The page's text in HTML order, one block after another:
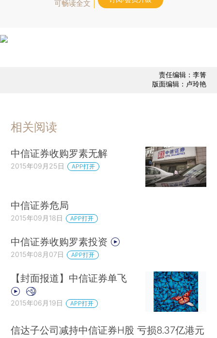
可畅读全文
责任编辑：李箐
版面编辑：卢玲艳
相关阅读
中信证券收购罗素无解
2015年09月25日 APP打开
中信证券危局
2015年09月18日 APP打开
中信证券收购罗素投资
2015年08月07日 APP打开
【封面报道】中信证券单飞
2015年06月19日 APP打开
信达子公司减持中信证券H股 亏损8.37亿港元